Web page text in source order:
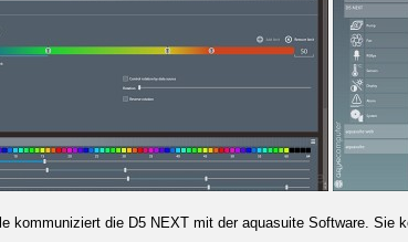
kommuniziert die D5 NEXT mit der aquasuite Software. Sie